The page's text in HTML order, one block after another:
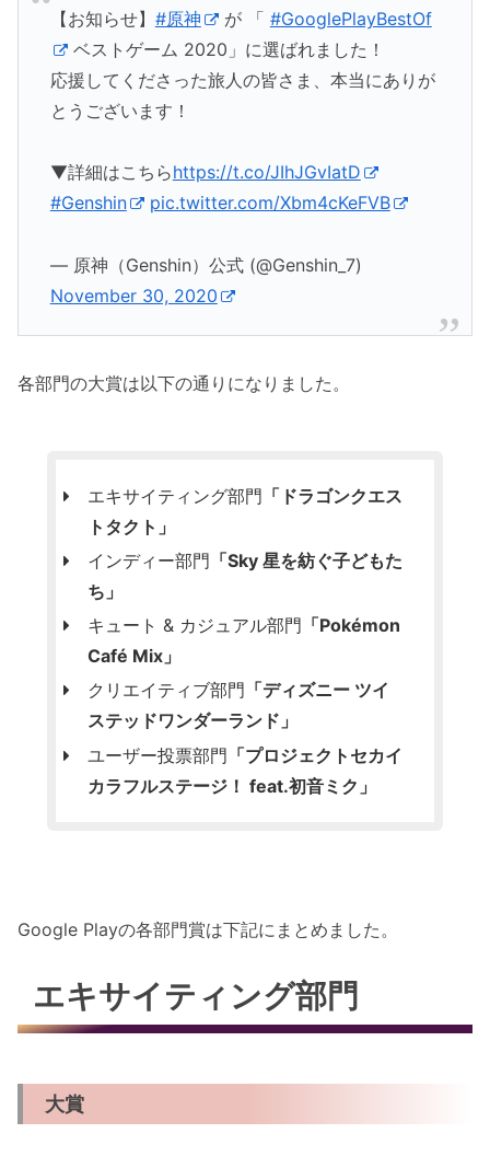
【お知らせ】 #原神 が 「 #GooglePlayBestOf
ベストゲーム 2020」に選ばれました！
応援してくださった旅人の皆さま、本当にありが
とうございます！
▼詳細はこちらhttps://t.co/JIhJGvIatD
#Genshin
pic.twitter.com/Xbm4cKeFVB
— 原神（Genshin）公式 (@Genshin_7)
November 30, 2020
各部門の大賞は以下の通りになりました。
エキサイティング部門 「ドラゴンクエス
トタクト」
インディー部門 「Sky 星を紡ぐ子どもた
ち」
キュート & カジュアル部門 「Pokémon
Café Mix」
クリエイティブ部門 「ディズニー ツイ
ステッドワンダーランド」
ユーザー投票部門 「プロジェクトセカイ
カラフルステージ！ feat.初音ミク」
Google Playの各部門賞は下記にまとめました。
エキサイティング部門
大賞